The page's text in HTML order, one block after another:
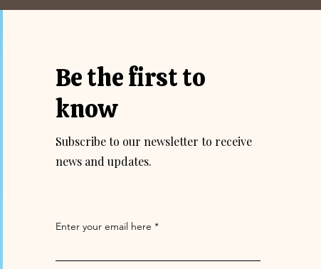
Be the first to
know
Subscribe to our newsletter to receive
news and updates.
Enter your email here